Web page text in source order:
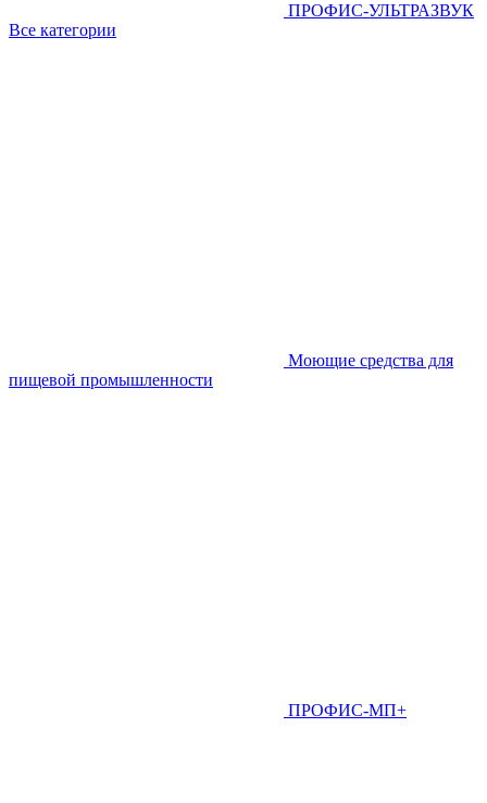
ПРОФИС-УЛЬТРАЗВУК
Все категории
Моющие средства для
пищевой промышленности
ПРОФИС-МП+